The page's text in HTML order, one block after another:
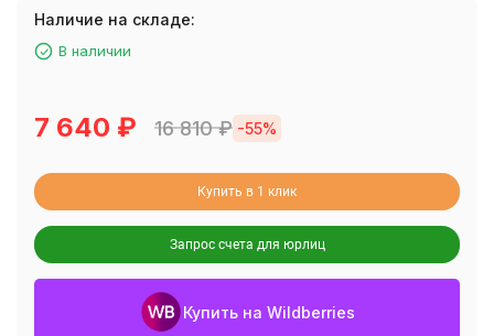
Наличие на складе:
В наличии
7 640 ₽ 16 810₽ -55%
Купить в 1 клик
Запрос счета для юрлиц
Купить на Wildberries